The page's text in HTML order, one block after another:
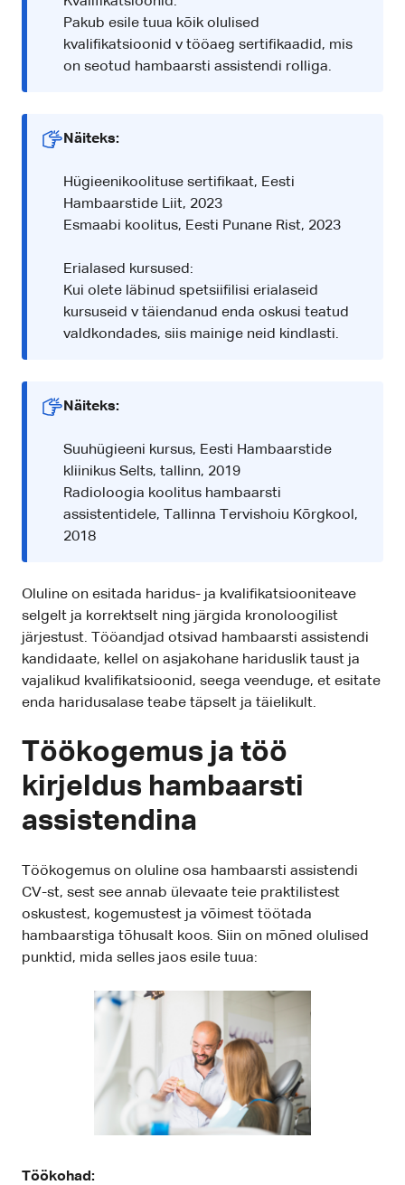
Pakub esile tuua kõik olulised
kvalifikatsioonid v tööaeg sertifikaadid, mis
on seotud hambaarsti assistendi rolliga.
Näiteks:
Hügieenikoolituse sertifikaat, Eesti
Hambaarstide Liit, 2023
Esmaabi koolitus, Eesti Punane Rist, 2023
Erialased kursused:
Kui olete läbinud spetsiifilisi erialaseid
kursuseid v täiendanud enda oskusi teatud
valdkondades, siis mainige neid kindlasti.
Näiteks:
Suuhügieeni kursus, Eesti Hambaarstide
kliinikus Selts, tallinn, 2019
Radioloogia koolitus hambaarsti
assistentidele, Tallinna Tervishoiu Kõrgkool,
2018
Oluline on esitada haridus- ja kvalifikatsiooniteave
selgelt ja korrektselt ning järgida kronoloogilist
järjestust. Tööandjad otsivad hambaarsti assistendi
kandidaate, kellel on asjakohane hariduslik taust ja
vajalikud kvalifikatsioonid, seega veenduge, et esitate
enda haridusalase teabe täpselt ja täielikult.
Töökogemus ja töö
kirjeldus hambaarsti
assistendina
Töökogemus on oluline osa hambaarsti assistendi
CV-st, sest see annab ülevaate teie praktilistest
oskustest, kogemustest ja võimest töötada
hambaarstiga tõhusalt koos. Siin on mõned olulised
punktid, mida selles jaos esile tuua:
Töökohad: